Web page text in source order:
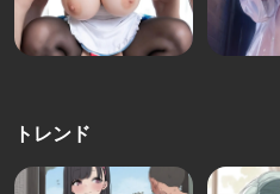
トレンド